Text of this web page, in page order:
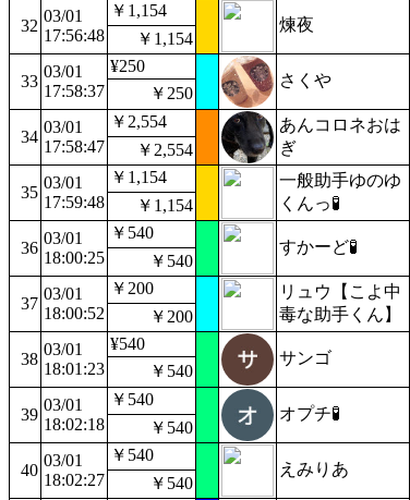
32
03/01
17:56:48
￥1,154
煉夜
￥1,154
33
03/01
17:58:37
¥250
さくや
￥250
34
03/01
17:58:47
￥2,554
あんコロネおは
ぎ
￥2,554
35
03/01
17:59:48
￥1,154
一般助手ゆのゆ
くんっ🧪
￥1,154
36
03/01
18:00:25
￥540
すかーど🧪
￥540
37
03/01
18:00:52
￥200
リュウ【こよ中
毒な助手くん】
￥200
38
03/01
18:01:23
¥540
サンゴ
￥540
39
03/01
18:02:18
￥540
オプチ🧪
￥540
40
03/01
18:02:27
￥540
えみりあ
￥540